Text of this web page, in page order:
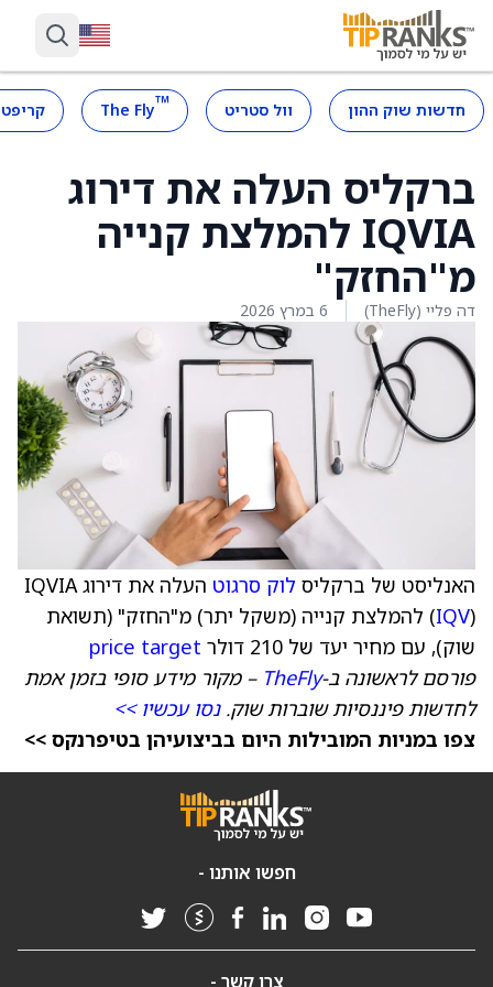
חדשות שוק ההון וול סטריט ™
The Fly
ברקליס העלה את דירוג
IQVIA להמלצת קנייה
מ"החזק"
דה פליי (TheFly) 6 במרץ 2026
האנליסט של ברקליס לוק סרגוט
העלה את דירוג IQVIA
(IQV ) להמלצת קנייה (משקל יתר) מ"החזק" (תשואת
שוק), עם מחיר יעד של 210 דולר
price target
פורסם לראשונה ב-TheFly – מקור מידע סופי בזמן אמת
לחדשות פיננסיות שוברות שוק.נסו עכשיו >>
צפו במניות המובילות היום בביצועיהן בטיפרנקס >>
חפשו אותנו -
צרו קשר -